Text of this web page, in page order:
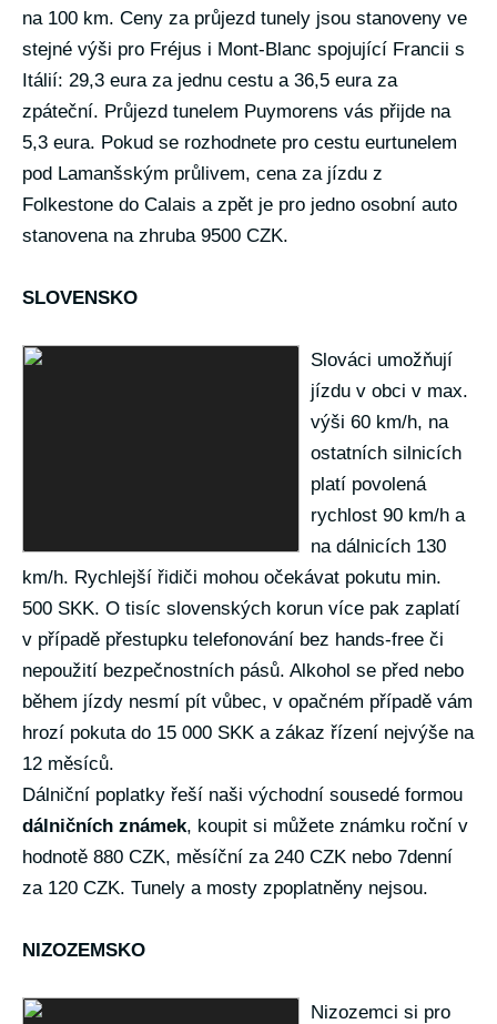
na 100 km. Ceny za průjezd tunely jsou stanoveny ve
stejné výši pro Fréjus i Mont-Blanc spojující Francii s
Itálií: 29,3 eura za jednu cestu a 36,5 eura za
zpáteční. Průjezd tunelem Puymorens vás přijde na
5,3 eura. Pokud se rozhodnete pro cestu eurtunelem
pod Lamanšským průlivem, cena za jízdu z
Folkestone do Calais a zpět je pro jedno osobní auto
stanovena na zhruba 9500 CZK.
SLOVENSKO
Slováci umožňují
jízdu v obci v max.
výši 60 km/h, na
ostatních silnicích
platí povolená
rychlost 90 km/h a
na dálnicích 130
km/h. Rychlejší řidiči mohou očekávat pokutu min.
500 SKK. O tisíc slovenských korun více pak zaplatí
v případě přestupku telefonování bez hands-free či
nepoužití bezpečnostních pásů. Alkohol se před nebo
během jízdy nesmí pít vůbec, v opačném případě vám
hrozí pokuta do 15 000 SKK a zákaz řízení nejvýše na
12 měsíců.
Dálniční poplatky řeší naši východní sousedé formou
dálničních známek, koupit si můžete známku roční v
hodnotě 880 CZK, měsíční za 240 CZK nebo 7denní
za 120 CZK. Tunely a mosty zpoplatněny nejsou.
NIZOZEMSKO
Nizozemci si pro